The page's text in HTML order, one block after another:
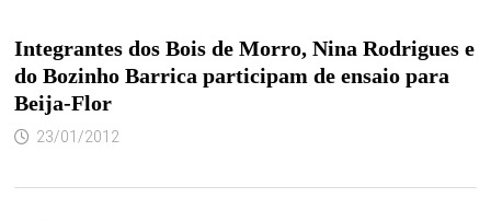
Integrantes dos Bois de Morro, Nina Rodrigues e
do Bozinho Barrica participam de ensaio para
Beija-Flor
23/01/2012